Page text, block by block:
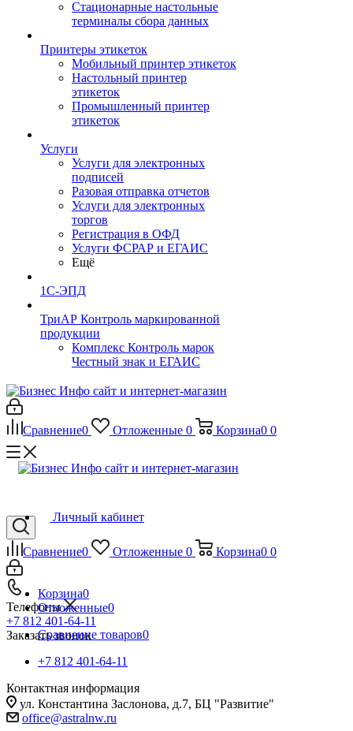
Стационарные настольные
терминалы сбора данных
Принтеры этикеток
Мобильный принтер этикеток
Настольный принтер
этикеток
Промышленный принтер
этикеток
Услуги
Услуги для электронных
подписей
Разовая отправка отчетов
Услуги для электронных
торгов
Регистрация в ОФД
Услуги ФСРАР и ЕГАИС
Ещё
1С-ЭПД
ТриАР Контроль маркированной
продукции
Комплекс Контроль марок
Честный знак и ЕГАИС
Сравнение0 Отложенные 0 Корзина0 0
Сравнение0 Отложенные 0 Корзина0 0
Телефоны
+7 812 401-64-11
Заказать звонок
Личный кабинет
Корзина0
Отложенные0
Сравнение товаров0
+7 812 401-64-11
Контактная информация
ул. Константина Заслонова, д.7, БЦ "Развитие"
office@astralnw.ru